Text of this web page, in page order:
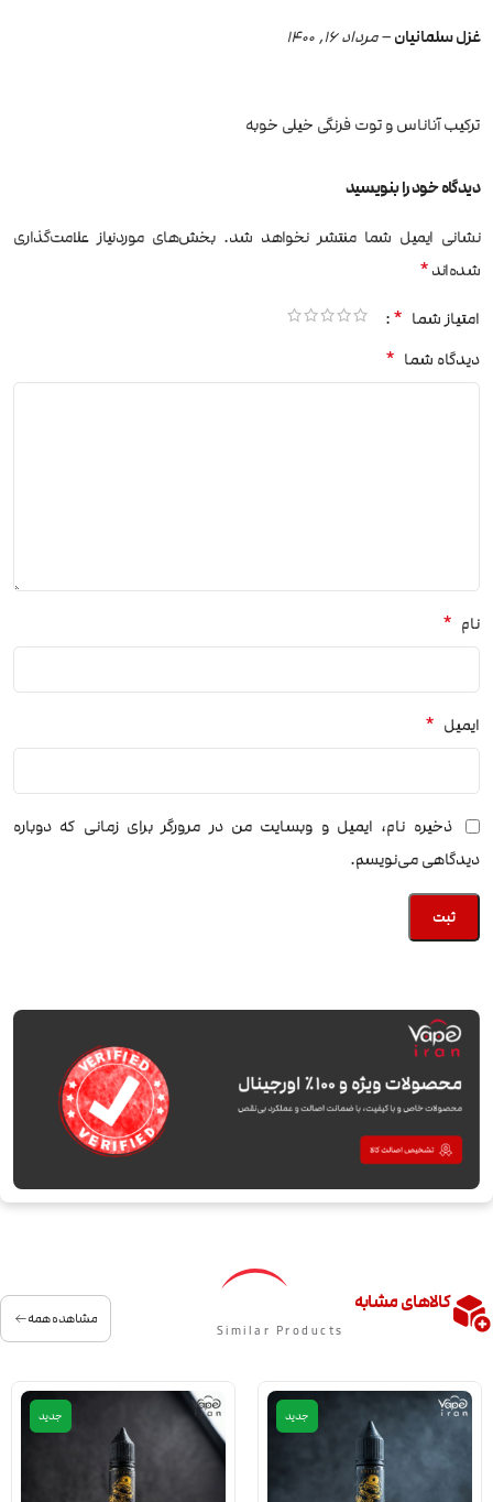
غزل سلمانیان–مرداد 16, 1400
ترکیب آناناس و توت فرنگی خیلی خوبه
دیدگاه خود را بنویسید
نشانی ایمیل شما منتشر نخواهد شد. بخش‌های موردنیاز علامت‌گذاری
شده‌اند*
امتیاز شما *
دیدگاه شما *
نام *
ایمیل *
ذخیره نام، ایمیل و وبسایت من در مرورگر برای زمانی که دوباره
دیدگاهی می‌نویسم.
کالاهای مشابه
Similar Products
مشاهده همه
جدید جدید